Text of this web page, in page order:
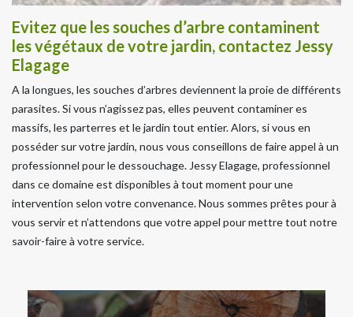
Evitez que les souches d’arbre contaminent
les végétaux de votre jardin, contactez Jessy
Elagage
A la longues, les souches d’arbres deviennent la proie de différents
parasites. Si vous n’agissez pas, elles peuvent contaminer es
massifs, les parterres et le jardin tout entier. Alors, si vous en
posséder sur votre jardin, nous vous conseillons de faire appel à un
professionnel pour le dessouchage. Jessy Elagage, professionnel
dans ce domaine est disponibles à tout moment pour une
intervention selon votre convenance. Nous sommes prêtes pour à
vous servir et n’attendons que votre appel pour mettre tout notre
savoir-faire à votre service.